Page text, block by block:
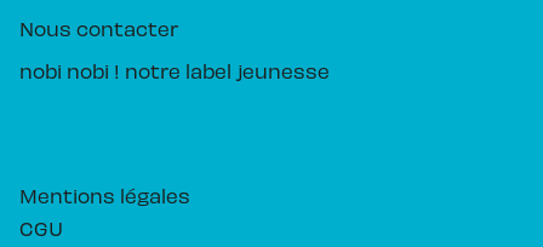
Nous contacter
nobi nobi ! notre label jeunesse
Mentions légales
CGU